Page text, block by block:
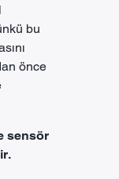
bu
önce
sensör